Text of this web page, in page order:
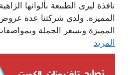
نافذة ليرى الطبيعة بألوانها
المميزة. ولدى شركتنا عدة
المميزة وبسعر الجملة
المزيد